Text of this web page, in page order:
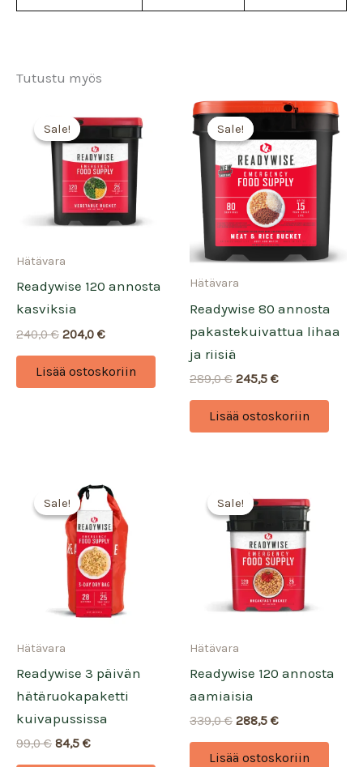
Tutustu myös
Sale!
Sale!
Hätävara
Readywise 120 annosta
kasviksia
240,0€ Alkuperäinen
oli:
240,0 €.
204,0 €Nykyinen
204,0 €.
Lisää ostoskoriin
Sale!
Sale!
Hätävara
Readywise 80 annosta
pakastekuivattua lihaa
ja riisiä
289,0€ Alkuperäinen
oli:
289,0 €.
245,5 €Nykyinen
245,5 €.
Lisää ostoskoriin
Sale!
Sale!
Hätävara
Readywise 3 päivän
hätäruokapaketti
kuivapussissa
99,0€ Alkuperäinen
84,5 €Nykyinen
Sale!
Sale!
Hätävara
Readywise 120 annosta
aamiaisia
339,0€ Alkuperäinen
oli:
288,5 €Nykyinen
Lisää ostoskoriin